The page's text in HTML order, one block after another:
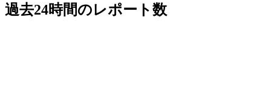
過去24時間のレポート数